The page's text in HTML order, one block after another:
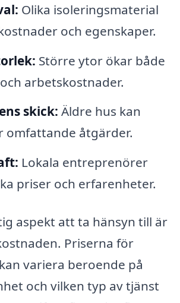
Olika isoleringsmaterial
och egenskaper.
Större ytor ökar både
arbetskostnader.
skick: Äldre hus kan
omfattande åtgärder.
Lokala entreprenörer
priser och erfarenheter.
aspekt att ta hänsyn till är
Priserna för
variera beroende på
och vilken typ av tjänst